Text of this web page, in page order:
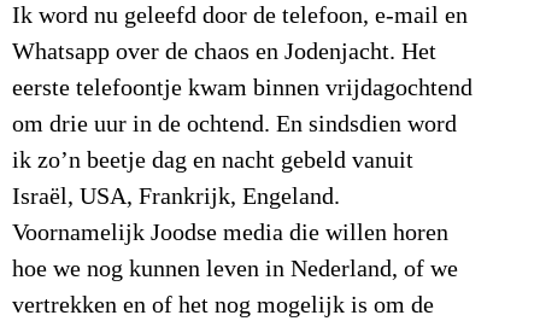
Ik word nu geleefd door de telefoon, e-mail en
Whatsapp over de chaos en Jodenjacht. Het
eerste telefoontje kwam binnen vrijdagochtend
om drie uur in de ochtend. En sindsdien word
ik zo’n beetje dag en nacht gebeld vanuit
Israël, USA, Frankrijk, Engeland.
Voornamelijk Joodse media die willen horen
hoe we nog kunnen leven in Nederland, of we
vertrekken en of het nog mogelijk is om de